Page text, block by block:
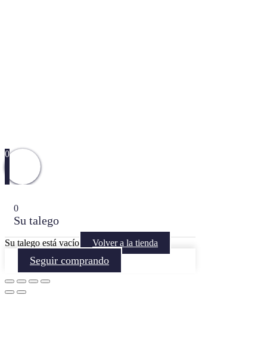
0
0
Su talego
Su talego está vacío Volver a la tienda
Seguir comprando